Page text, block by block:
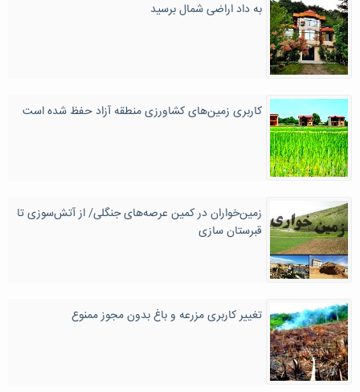
به داد اراضی شمال برسید
کاربری زمین‌های کشاورزی منطقه آزاد حفظ شده است
زمین‌خواران در کمین عرصه‌های جنگلی/ از آتش‌سوزی تا
قبرستان سازی
تغییر کاربری مزرعه و باغ بدون مجوز ممنوع